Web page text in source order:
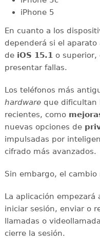
iPhone 5
En cuanto a los
dependerá si el
deiOS 15.1o superior,
presentar fallas.
Los teléfonos más
hardwareque dificultan
recientes, como
nuevas opciones de
impulsadas por
cifrado más avanzados.
Sin embargo, el cambio
La aplicación
iniciar sesión, enviar o
llamadas o
cierre la sesión.